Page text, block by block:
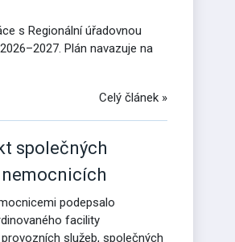
s Regionální úřadovnou
Plán navazuje na
Celý článek »
společných
podepsalo
facility
služeb, společných